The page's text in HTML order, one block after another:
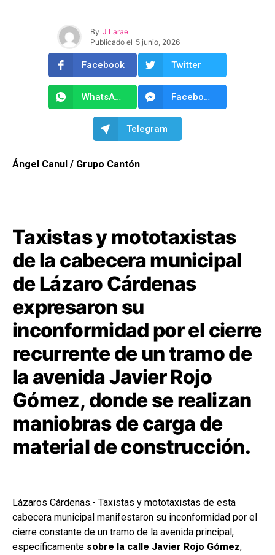
By J Larae
Publicado el 5 junio, 2026
Facebook Twitter
WhatsApp Facebook Messenger
Telegram
Ángel Canul / Grupo Cantón
Taxistas y mototaxistas
de la cabecera municipal
de Lázaro Cárdenas
expresaron su
inconformidad por el cierre
recurrente de un tramo de
la avenida Javier Rojo
Gómez, donde se realizan
maniobras de carga de
material de construcción.
Lázaros Cárdenas.- Taxistas y mototaxistas de esta
cabecera municipal manifestaron su inconformidad por el
cierre constante de un tramo de la avenida principal,
específicamente sobre la calle Javier Rojo Gómez,